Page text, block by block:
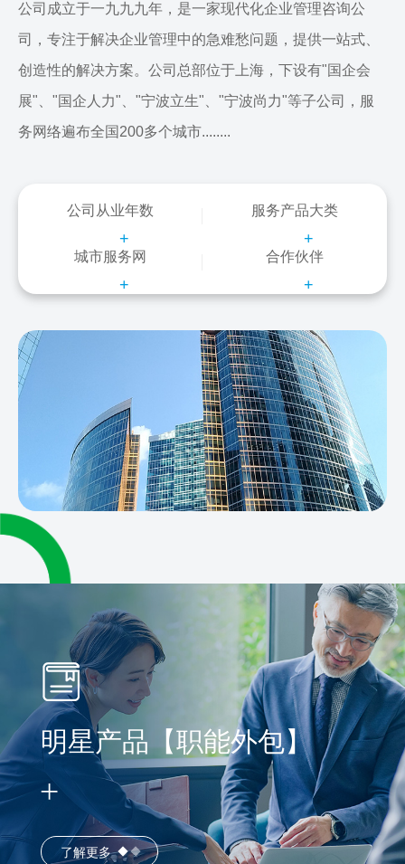
公司成立于一九九九年，是一家现代化企业管理咨询公
司，专注于解决企业管理中的急难愁问题，提供一站式、
创造性的解决方案。公司总部位于上海，下设有"国企会
展"、"国企人力"、"宁波立生"、"宁波尚力"等子公司，服
务网络遍布全国200多个城市........
公司从业年数
+
服务产品大类
+
城市服务网
+
合作伙伴
+
明星产品【职能外包】
了解更多